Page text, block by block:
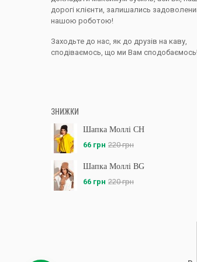
дорогі клієнти, залишались
нашою роботою!
Заходьте до нас, як до друзів на каву,
сподіваємось, що ми Вам сподобаємось!
ЗНИЖКИ
Шапка Моллі CH
66 грн 220 грн
Шапка Моллі BG
66 грн 220 грн